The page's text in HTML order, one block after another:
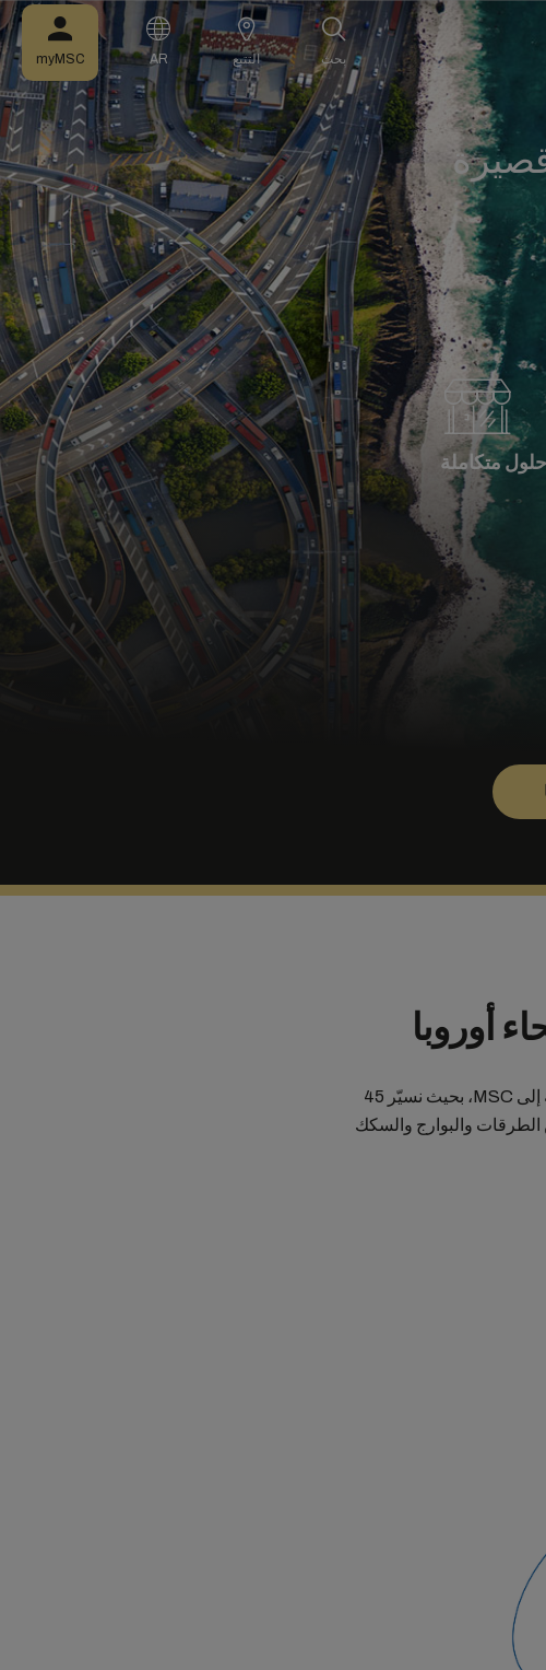
بحث التتبع AR
myMSC
حلول متكاملة
أوروبا
تُشكّل أنتويرب محوراً رئيسياً للشحن البحري والخدمات اللوجستية في أوروبا بالنسبة إلى MSC، بحيث نسيّر 45
والبوارج والسكك